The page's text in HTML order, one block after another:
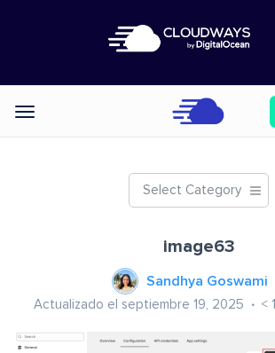
Categories
Select Category
image63
Sandhya Goswami
Actualizado el septiembre 19, 2025 < 1